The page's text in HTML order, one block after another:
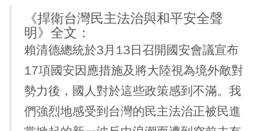
《捍衛台灣民主法治與和平安全聲
明》全文：
賴清德總統於3月13日召開國安會議宣布
17項國安因應措施及將大陸視為境外敵對
勢力後，國人對於這些政策感到不滿。我
們強烈地感受到台灣的民主法治正被民進